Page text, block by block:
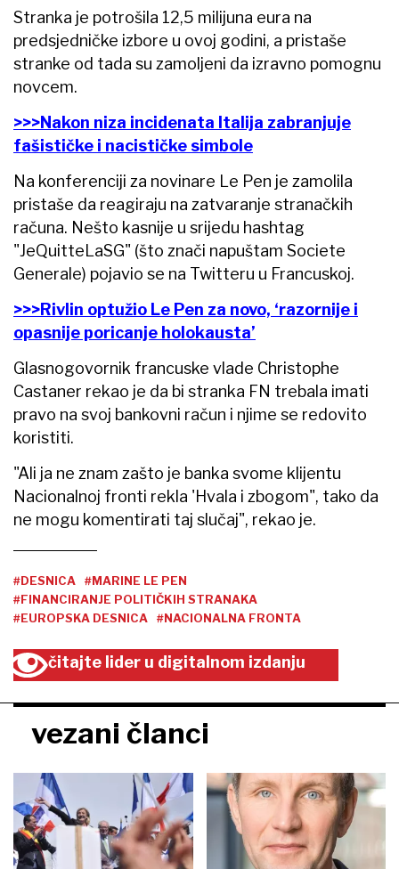
Stranka je potrošila 12,5 milijuna eura na
predsjedničke izbore u ovoj godini, a pristaše
stranke od tada su zamoljeni da izravno pomognu
novcem.
>>>Nakon niza incidenata Italija zabranjuje
fašističke i nacističke simbole
Na konferenciji za novinare Le Pen je zamolila
pristaše da reagiraju na zatvaranje stranačkih
računa. Nešto kasnije u srijedu hashtag
"JeQuitteLaSG" (što znači napuštam Societe
Generale) pojavio se na Twitteru u Francuskoj.
>>>Rivlin optužio Le Pen za novo, ‘razornije i
opasnije poricanje holokausta’
Glasnogovornik francuske vlade Christophe
Castaner rekao je da bi stranka FN trebala imati
pravo na svoj bankovni račun i njime se redovito
koristiti.
"Ali ja ne znam zašto je banka svome klijentu
Nacionalnoj fronti rekla 'Hvala i zbogom", tako da
ne mogu komentirati taj slučaj", rekao je.
#DESNICA
#MARINE LE PEN
#FINANCIRANJE POLITIČKIH STRANAKA
#EUROPSKA DESNICA
#NACIONALNA FRONTA
čitajte lider u digitalnom izdanju
vezani članci